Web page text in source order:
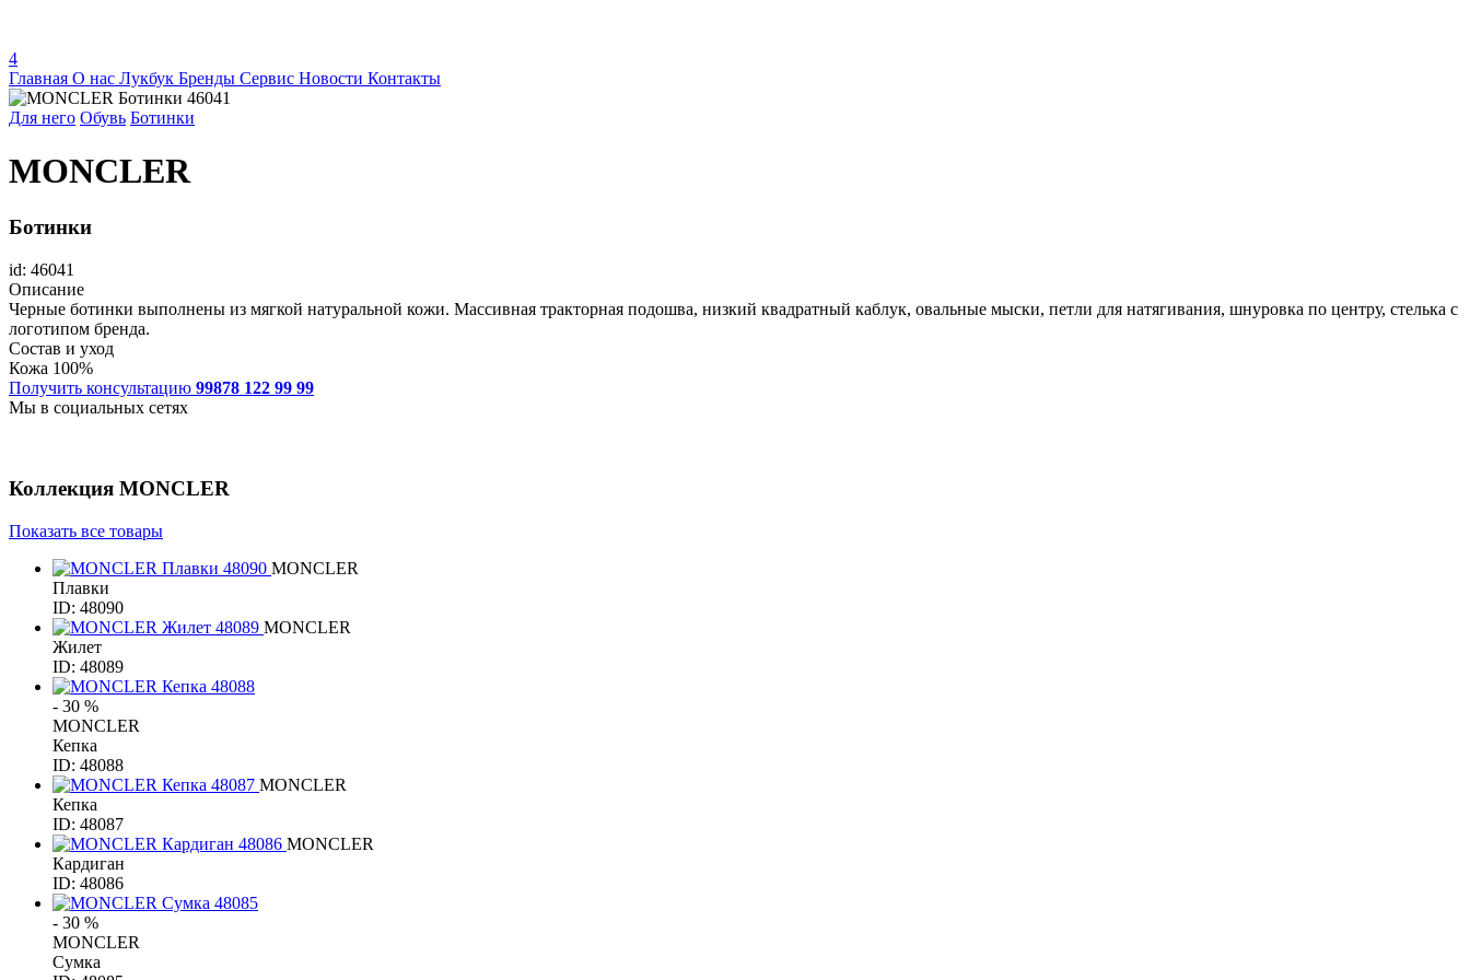
4
Главная О нас Лукбук Бренды Сервис Новости Контакты
Для него Обувь Ботинки
MONCLER
Ботинки
id: 46041
Описание
Черные ботинки выполнены из мягкой натуральной кожи. Массивная тракторная подошва, низкий квадратный каблук, овальные мыски, петли для натягивания, шнуровка по центру, стелька с
логотипом бренда.
Состав и уход
Кожа 100%
Получить консультацию 99878 122 99 99
Мы в социальных сетях
Коллекция MONCLER
Показать все товары
MONCLER
Плавки
ID: 48090
MONCLER
Жилет
ID: 48089
- 30 %
MONCLER
Кепка
ID: 48088
MONCLER
Кепка
ID: 48087
MONCLER
Кардиган
ID: 48086
- 30 %
MONCLER
Сумка